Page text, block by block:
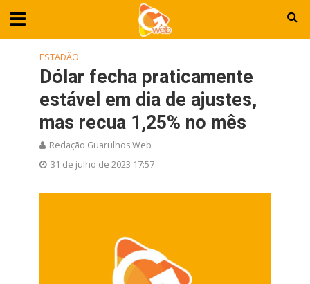
ESTADÃO
Dólar fecha praticamente
estável em dia de ajustes,
mas recua 1,25% no mês
Redação Guarulhos Web
31 de julho de 2023 17:57